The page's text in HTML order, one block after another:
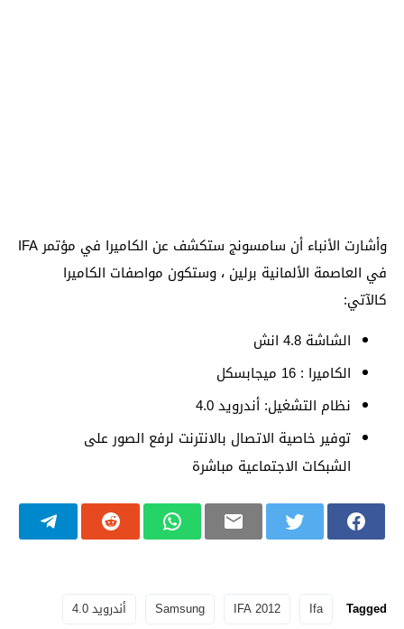
وأشارت الأنباء أن سامسونج ستكشف عن الكاميرا في مؤتمر IFA
في العاصمة الألمانية برلين ، وستكون مواصفات الكاميرا
كالآتي:
الشاشة 4.8 انش
الكاميرا : 16 ميجابسكل
نظام التشغيل: أندرويد 4.0
توفير خاصية الاتصال بالانترنت لرفع الصور على
الشبكات الاجتماعية مباشرة
Tagged
Ifa
IFA 2012
Samsung
أندرويد 4.0